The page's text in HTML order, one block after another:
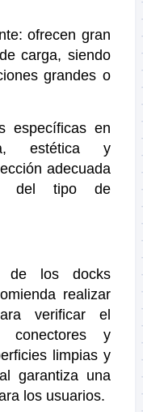
ofrecen gran
carga, siendo
grandes o
específicas en
estética y
adecuada
del tipo de
de los docks
realizar
verificar el
conectores y
limpias y
garantiza una
los usuarios.